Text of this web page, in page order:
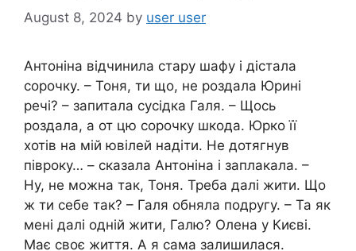
August 8, 2024 by user user
Антоніна відчинила стару шафу і дістала
сорочку. – Тоня, ти що, не роздала Юрині
речі? – запитала сусідка Галя. – Щось
роздала, а от цю сорочку шкода. Юрко її
хотів на мій ювілей надіти. Не дотягнув
півроку… – сказала Антоніна і заплакала. –
Ну, не можна так, Тоня. Треба далі жити. Що
ж ти себе так? – Галя обняла подругу. – Та як
мені далі одній жити, Галю? Олена у Києві.
Має своє життя. А я сама залишилася.